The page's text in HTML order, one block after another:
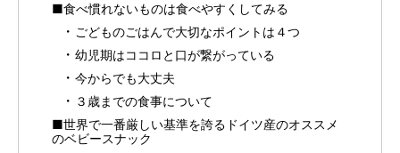
■食べ慣れないものは食べやすくしてみる
ごどものごはんで大切なポイントは４つ
幼児期はココロと口が繋がっている
今からでも大丈夫
３歳までの食事について
■世界で一番厳しい基準を誇るドイツ産のオススメ
のベビースナック